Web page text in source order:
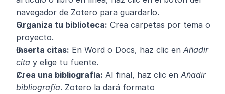
navegador de Zotero para guardarlo.
Organiza tu biblioteca: Crea carpetas por tema o
proyecto.
Inserta citas: En Word o Docs, haz clic en Añadir
cita y elige tu fuente.
Crea una bibliografía: Al final, haz clic en Añadir
bibliografía. Zotero la dará formato